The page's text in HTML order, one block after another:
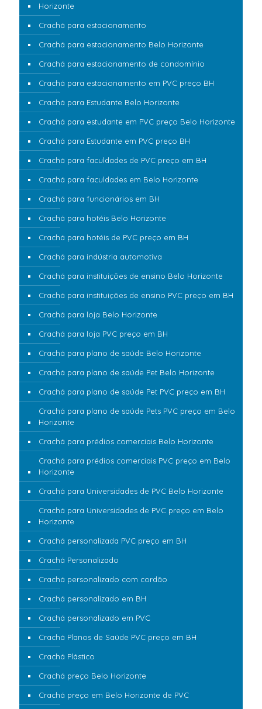
Horizonte
Crachá para estacionamento
Crachá para estacionamento Belo Horizonte
Crachá para estacionamento de condomínio
Crachá para estacionamento em PVC preço BH
Crachá para Estudante Belo Horizonte
Crachá para estudante em PVC preço Belo Horizonte
Crachá para Estudante em PVC preço BH
Crachá para faculdades de PVC preço em BH
Crachá para faculdades em Belo Horizonte
Crachá para funcionários em BH
Crachá para hotéis Belo Horizonte
Crachá para hotéis de PVC preço em BH
Crachá para indústria automotiva
Crachá para instituições de ensino Belo Horizonte
Crachá para instituições de ensino PVC preço em BH
Crachá para loja Belo Horizonte
Crachá para loja PVC preço em BH
Crachá para plano de saúde Belo Horizonte
Crachá para plano de saúde Pet Belo Horizonte
Crachá para plano de saúde Pet PVC preço em BH
Crachá para plano de saúde Pets PVC preço em Belo
Horizonte
Crachá para prédios comerciais Belo Horizonte
Crachá para prédios comerciais PVC preço em Belo
Horizonte
Crachá para Universidades de PVC Belo Horizonte
Crachá para Universidades de PVC preço em Belo
Horizonte
Crachá personalizada PVC preço em BH
Crachá Personalizado
Crachá personalizado com cordão
Crachá personalizado em BH
Crachá personalizado em PVC
Crachá Planos de Saúde PVC preço em BH
Crachá Plástico
Crachá preço Belo Horizonte
Crachá preço em Belo Horizonte de PVC